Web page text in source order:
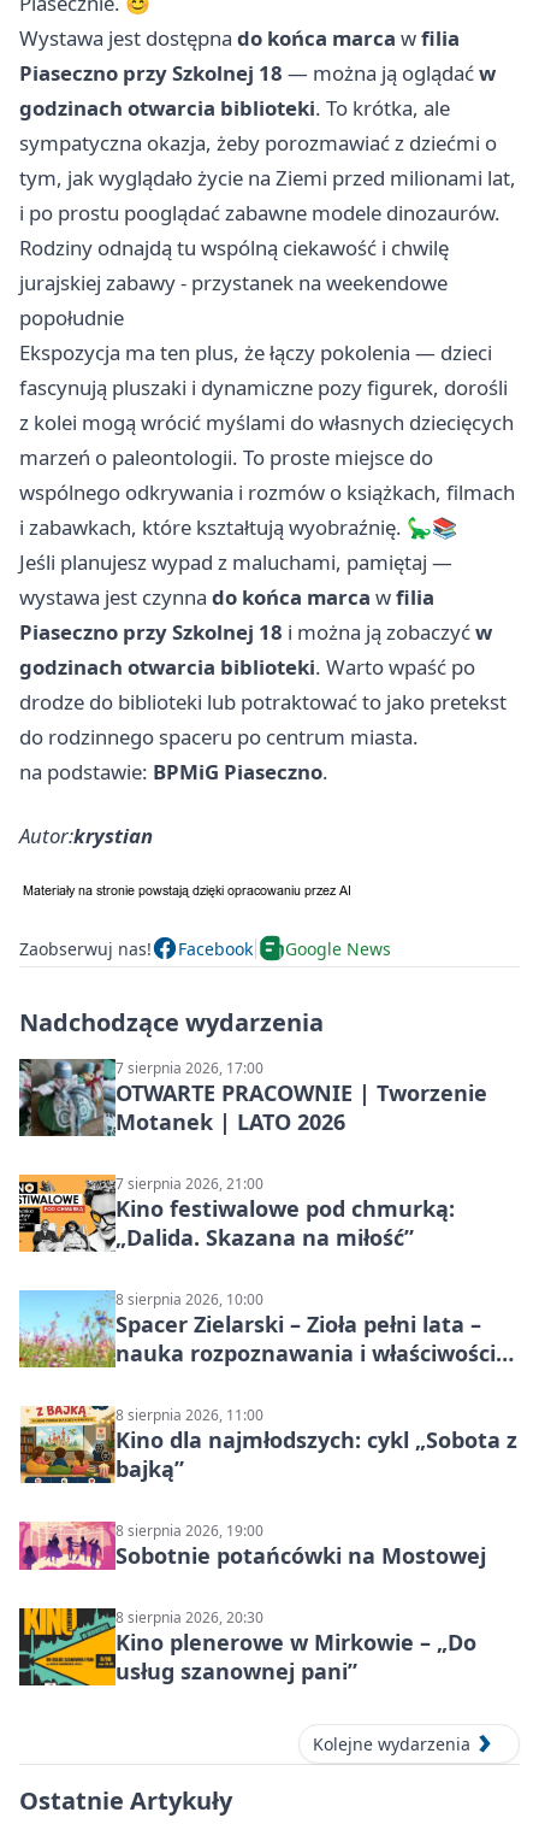
Wystawa jest dostępna do końca marca wfilia
Piaseczno przy Szkolnej 18 — można ją oglądaćw
godzinach otwarcia biblioteki. To krótka, ale
sympatyczna okazja, żeby porozmawiać z dziećmi o
tym, jak wyglądało życie na Ziemi przed milionami lat,
i po prostu pooglądać zabawne modele dinozaurów.
Rodziny odnajdą tu wspólną ciekawość i chwilę
jurajskiej zabawy - przystanek na weekendowe
popołudnie
Ekspozycja ma ten plus, że łączy pokolenia — dzieci
fascynują pluszaki i dynamiczne pozy figurek, dorośli
z kolei mogą wrócić myślami do własnych dziecięcych
marzeń o paleontologii. To proste miejsce do
wspólnego odkrywania i rozmów o książkach, filmach
i zabawkach, które kształtują wyobraźnię. 🦕📚
Jeśli planujesz wypad z maluchami, pamiętaj —
wystawa jest czynna do końca marca wfilia
Piaseczno przy Szkolnej 18 i można ją zobaczyćw
godzinach otwarcia biblioteki. Warto wpaść po
drodze do biblioteki lub potraktować to jako pretekst
do rodzinnego spaceru po centrum miasta.
na podstawie: BPMiG Piaseczno.
Autor:krystian
Zaobserwuj nas! Facebook Google News
Nadchodzące wydarzenia
7 sierpnia 2026, 17:00
OTWARTE PRACOWNIE | Tworzenie
Motanek | LATO 2026
7 sierpnia 2026, 21:00
Kino festiwalowe pod chmurką:
„Dalida. Skazana na miłość”
8 sierpnia 2026, 10:00
Spacer Zielarski – Zioła pełni lata –
nauka rozpoznawania i właściwości
8 sierpnia 2026, 11:00
Kino dla najmłodszych: cykl „Sobota z
bajką”
8 sierpnia 2026, 19:00
Sobotnie potańcówki na Mostowej
8 sierpnia 2026, 20:30
Kino plenerowe w Mirkowie – „Do
usług szanownej pani”
Kolejne wydarzenia
Ostatnie Artykuły